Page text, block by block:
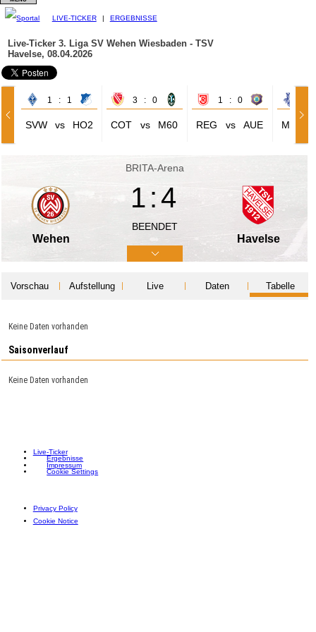
LIVE-TICKER | ERGEBNISSE
Live-Ticker 3. Liga SV Wehen Wiesbaden - TSV
Havelse, 08.04.2026
1 : 1
SVW vs HO2
3 : 0
COT vs M60
1 : 0
REG vs AUE MSV
BRITA-Arena
Wehen
1:4
BEENDET
Havelse
Vorschau Aufstellung Live Daten Tabelle
Keine Daten vorhanden
Saisonverlauf
Keine Daten vorhanden
Live-Ticker
Ergebnisse
Impressum
Cookie Settings
Privacy Policy
Cookie Notice